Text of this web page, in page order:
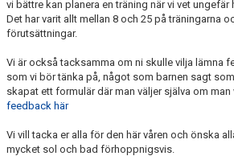
vi bättre kan planera en träning när vi vet
Det har varit allt mellan 8 och 25 på träningarna
förutsättningar.
Vi är också tacksamma om ni skulle vilja lämna
som vi bör tänka på, något som barnen sagt
skapat ett formulär där man väljer själva om man
feedback här
Vi vill tacka er alla för den här våren och önska
mycket sol och bad förhoppnigsvis.